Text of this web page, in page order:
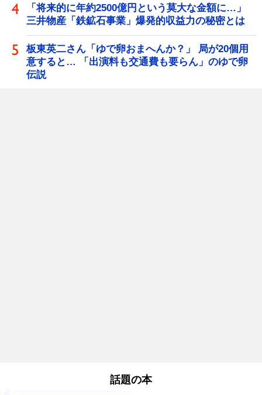
「将来的に年約2500億円という莫大な金額に…」
三井物産「鉄鉱石事業」爆発的収益力の秘密とは
板東英二さん「ゆで卵おまへんか？」 局が20個用
意すると… 「出演料も交通費も要らん」のゆで卵
伝説
話題の本